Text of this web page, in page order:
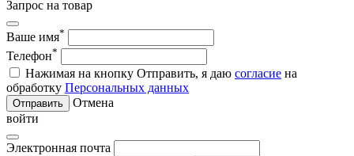
Запрос на товар
Ваше имя*
Телефон*
Нажимая на кнопку Отправить, я даю согласие на
обработку Персональных данных
Отправить
Отмена
войти
Электронная почта